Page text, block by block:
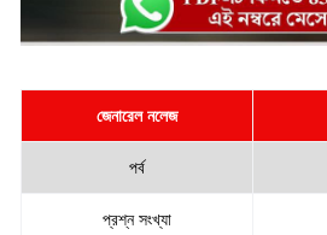
জেনারেল নলেজ
পর্ব
প্রশ্ন সংখ্যা